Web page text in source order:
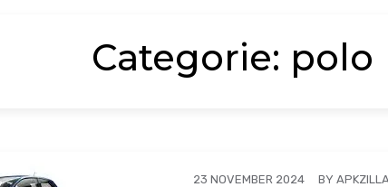
Categorie: polo
23 NOVEMBER 2024 BYAPKZILLA